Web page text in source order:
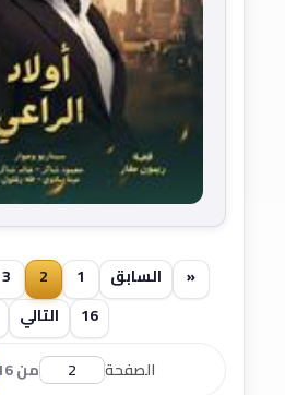
« السابق 1
2
3
16
التالي
الصفحة
من 16